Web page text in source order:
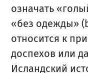
означать
«без одежды»
относится к
доспехов или
Исландский